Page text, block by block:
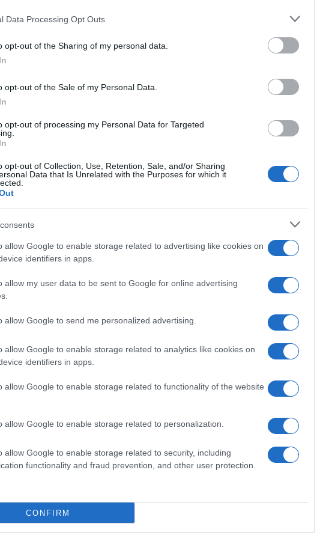
Data Processing Opt Outs
opt-out of the Sharing of my personal data.
opt-out of the Sale of my Personal Data.
opt-out of processing my Personal Data for Targeted
opt-out of Collection, Use, Retention, Sale, and/or Sharing
Data that Is Unrelated with the Purposes for which it
allow Google to enable storage related to advertising like cookies on
identifiers in apps.
allow my user data to be sent to Google for online advertising
allow Google to send me personalized advertising.
allow Google to enable storage related to analytics like cookies on
identifiers in apps.
allow Google to enable storage related to functionality of the website
allow Google to enable storage related to personalization.
allow Google to enable storage related to security, including
functionality and fraud prevention, and other user protection.
CONFIRM
migliorato le condizioni
l’altro, una inchiesta dopo l’altra,
un problema. A cornate, intendiamoci.
giudiziaria, che mi fa rabbrividire. Ma ci
di moda. Che non producessero loro
tutti da sempre – così come
bella e vogliamo comprarla lo stesso.
ha messo in
l’altra – obbliga a farsi carico, a
anche e soprattutto i diritti. E adesso,
uscita a ridosso del ponte del 2 giugno.
, un miliardo e mezzo di fatturato, sta
si sarebbe potuto avere addiritturaTrump
c’era il Papa di mezzo e tutto il
di Storari – che gli americani
i lavoratori, e che poi li portassero in
in un residence – dove un tempo ci
tutti insieme – a Pieve Emanuele. Ecco,
di costruzioni in amministrazione
saranno pagati per bene, così